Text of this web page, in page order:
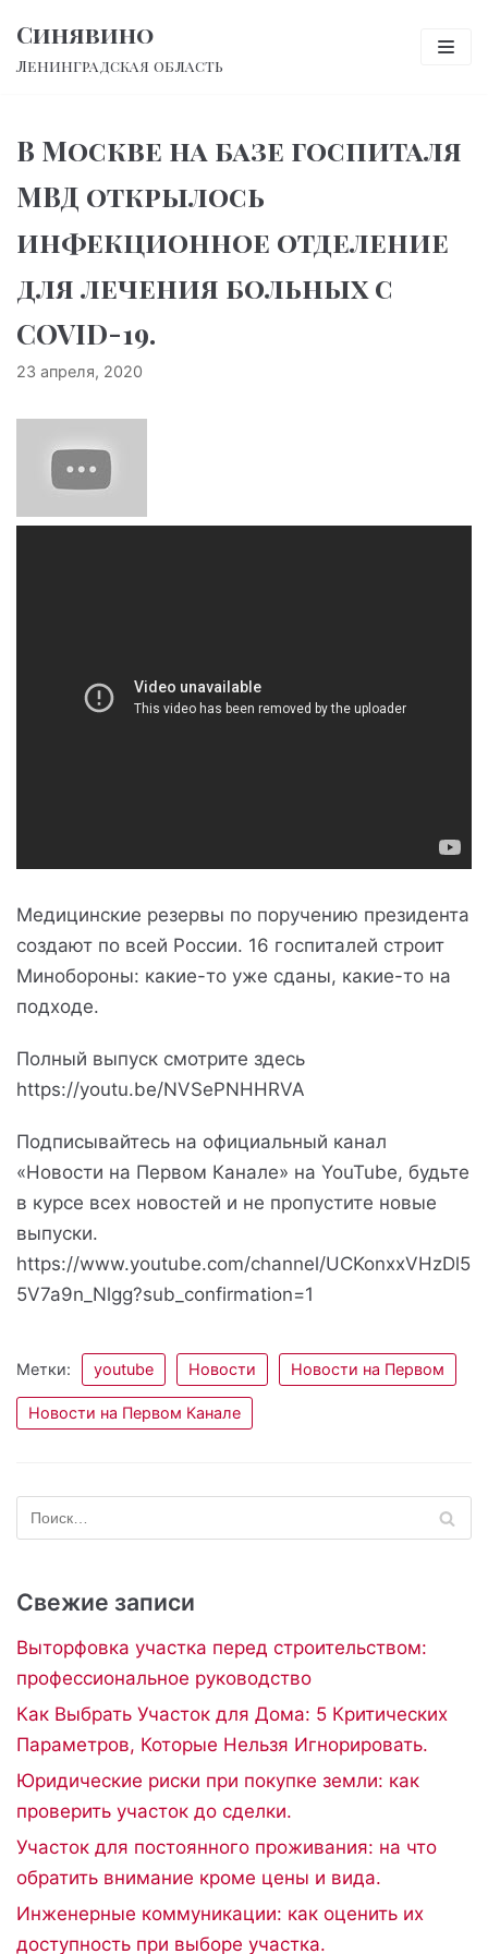
Перейти
к
Синявино
Ленинградская область
В Москве на базе госпиталя
МВД открылось
инфекционное отделение
для лечения больных с
COVID-19.
23 апреля, 2020
Медицинские резервы по поручению президента
создают по всей России. 16 госпиталей строит
Минобороны: какие-то уже сданы, какие-то на
подходе.
Полный выпуск смотрите здесь
https://youtu.be/NVSePNHHRVA
Подписывайтесь на официальный канал
«Новости на Первом Канале» на YouTube, будьте
в курсе всех новостей и не пропустите новые
выпуски.
https://www.youtube.com/channel/UCKonxxVHzDl5
5V7a9n_Nlgg?sub_confirmation=1
Метки: youtube Новости Новости на Первом
Новости на Первом Канале
Свежие записи
Выторфовка участка перед строительством:
профессиональное руководство
Как Выбрать Участок для Дома: 5 Критических
Параметров, Которые Нельзя Игнорировать.
Юридические риски при покупке земли: как
проверить участок до сделки.
Участок для постоянного проживания: на что
обратить внимание кроме цены и вида.
Инженерные коммуникации: как оценить их
доступность при выборе участка.